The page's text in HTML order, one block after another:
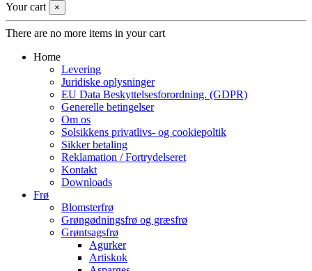
Your cart
×
There are no more items in your cart
Home
Levering
Juridiske oplysninger
EU Data Beskyttelsesforordning. (GDPR)
Generelle betingelser
Om os
Solsikkens privatlivs- og cookiepoltik
Sikker betaling
Reklamation / Fortrydelseret
Kontakt
Downloads
Frø
Blomsterfrø
Grøngødningsfrø og græsfrø
Grøntsagsfrø
Agurker
Artiskok